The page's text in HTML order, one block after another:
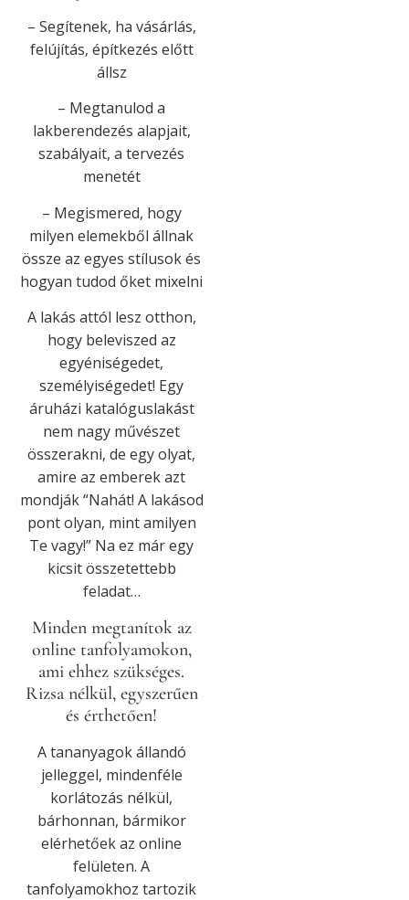
– Segítenek, ha vásárlás,
felújítás, építkezés előtt
állsz
– Megtanulod a
lakberendezés alapjait,
szabályait, a tervezés
menetét
– Megismered, hogy
milyen elemekből állnak
össze az egyes stílusok és
hogyan tudod őket mixelni
A lakás attól lesz otthon,
hogy beleviszed az
egyéniségedet,
személyiségedet! Egy
áruházi katalóguslakást
nem nagy művészet
összerakni, de egy olyat,
amire az emberek azt
mondják “Nahát! A lakásod
pont olyan, mint amilyen
Te vagy!” Na ez már egy
kicsit összetettebb
feladat…
Minden megtanítok az
online tanfolyamokon,
ami ehhez szükséges.
Rizsa nélkül, egyszerűen
és érthetően!
A tananyagok állandó
jelleggel, mindenféle
korlátozás nélkül,
bárhonnan, bármikor
elérhetőek az online
felületen. A
tanfolyamokhoz tartozik